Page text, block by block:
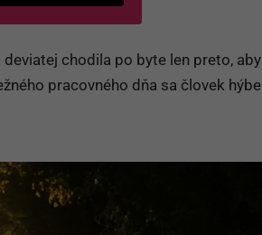
chodila po byte len preto, aby
pracovného dňa sa človek hýbe